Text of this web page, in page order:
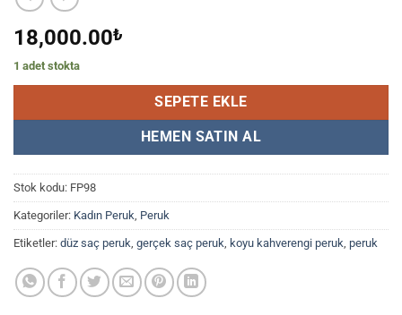
18,000.00₺
1 adet stokta
SEPETE EKLE
HEMEN SATIN AL
Stok kodu: FP98
Kategoriler: Kadın Peruk Peruk
Etiketler: düz saç peruk gerçek saç peruk koyu kahverengi peruk peruk